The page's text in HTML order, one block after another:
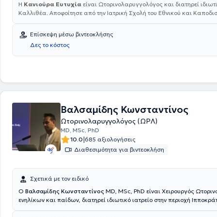
Η Κανιούρα Ευτυχία είναι Ωτορινολαρυγγολόγος και διατηρεί
Καλλιθέα. Αποφοίτησε από την Ιατρική Σχολή του Εθνικού και
νοσηλευτική μονάδα Μολάων στο Γενικό Νοσοκομείο Λακωνίας. Στη
ειδικεύτηκε στην Ωτορινολαρυγγολογία στο Γενικό Νοσοκομείο
Πανεπιστημιακή Ωτορινολαρυγγολογική Κλινική του Γενικού
Ιπποκράτειο καθώς και έχει τελέσειΕπιμελήτρια
υπηρεσίες της με κύριο μέλημά της την αντιμετώπιση ποικίλων
Ωτορινολαρυγγολογικώνπαθήσεων.
Επίσκεψη μέσω βιντεοκλήσης
Δες το κόστος
Βαλσαμίδης Κωνσταντίνος
Ωτορινολαρυγγολόγος (ΩΡΛ)
MD, MSc, PhD
10.0|685 αξιολογήσεις
Διαθεσιμότητα για βιντεοκλήση
Σχετικά με τον ειδικό
Ο Βαλσαμίδης Κωνσταντίνος MD, MSc, PhD είναι Χειρουργός
ενηλίκων και παίδων, διατηρεί ιδιωτικό ιατρείο στην περιοχή